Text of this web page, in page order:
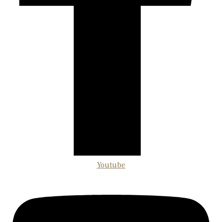
Youtube